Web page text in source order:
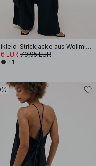
Maxikleid-Strickjacke aus Wollmischung
EUR 79,95 EUR
+1